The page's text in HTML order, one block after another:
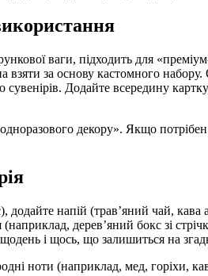
ваги, підходить для
за основу кастомного
Додайте всередину
декору». Якщо
напій (трав’яний чай, кава
дерев’яний бокс зі
і щось, що залишиться на
ноти (наприклад, мед, горіхи,